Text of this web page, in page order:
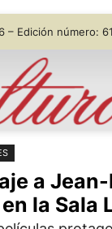
– Edición número:
a
la Sala